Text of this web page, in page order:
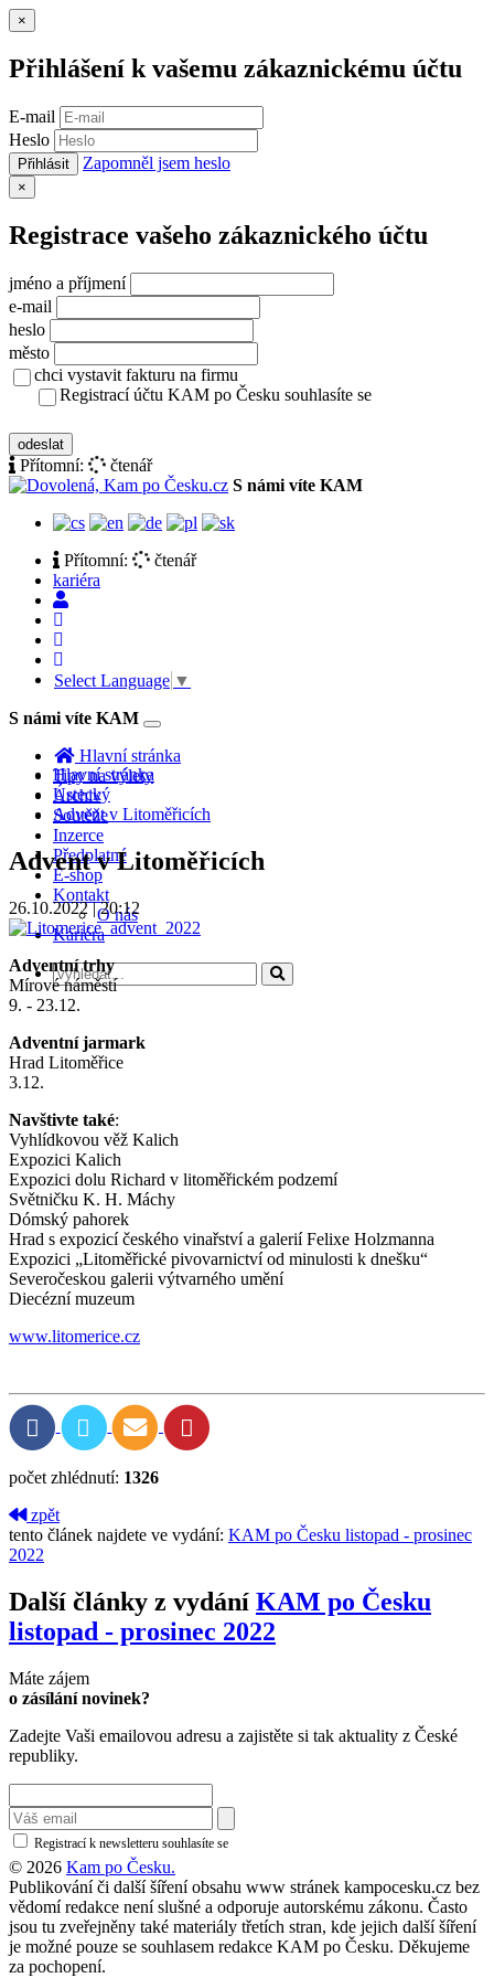
×
Přihlášení k vašemu zákaznickému účtu
E-mail
Heslo
Přihlásit Zapomněl jsem heslo
×
Registrace vašeho zákaznického účtu
jméno a příjmení
e-mail
heslo
město
chci vystavit fakturu na firmu
Registrací účtu KAM po Česku souhlasíte se
odeslat
Přítomní:
čtenář
S námi víte KAM
Přítomní:
čtenář
kariéra
Select Language ▼
S námi víte KAM
Toggle
navigation
Hlavní stránka
Tipy na výlety
Archiv
Soutěže
Inzerce
Předplatné
E-shop
Kontakt
O nás
Kariéra
Hlavní stránka
Ústecký
Advent v Litoměřicích
Advent v Litoměřicích
26.10.2022 | 20:12
Adventní trhy
Mírové náměstí
9. - 23.12.
Adventní jarmark
Hrad Litoměřice
3.12.
Navštivte také:
Vyhlídkovou věž Kalich
Expozici Kalich
Expozici dolu Richard v litoměřickém podzemí
Světničku K. H. Máchy
Dómský pahorek
Hrad s expozicí českého vinařství a galerií Felixe Holzmanna
Expozici „Litoměřické pivovarnictví od minulosti k dnešku“
Severočeskou galerii výtvarného umění
Diecézní muzeum
www.litomerice.cz
počet zhlédnutí: 1326
zpět
tento článek najdete ve vydání: KAM po Česku listopad - prosinec
2022
Další články z vydání KAM po Česku
listopad - prosinec 2022
Máte zájem
o zásílání novinek?
Zadejte Vaši emailovou adresu a zajistěte si tak aktuality z České
republiky.
Registrací k newsletteru souhlasíte se
© 2026 Kam po Česku.
Publikování či další šíření obsahu www stránek kampocesku.cz bez
vědomí redakce není slušné a odporuje autorskému zákonu. Často
jsou tu zveřejněny také materiály třetích stran, kde jejich další šíření
je možné pouze se souhlasem redakce KAM po Česku. Děkujeme
za pochopení.